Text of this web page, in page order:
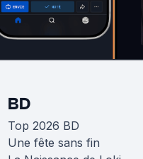
BD
Top 2026 BD
Une fête sans fin